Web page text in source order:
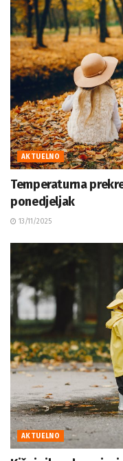
AKTUELNO
Temperaturna
ponedjeljak
13/11/2025
AKTUELNO